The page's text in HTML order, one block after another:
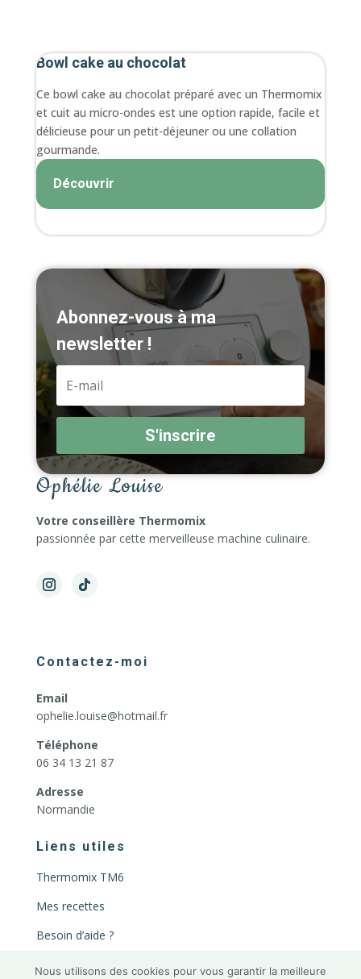
Bowl cake au chocolat
Ce bowl cake au chocolat préparé avec un Thermomix
et cuit au micro-ondes est une option rapide, facile et
délicieuse pour un petit-déjeuner ou une collation
gourmande.
Découvrir
Abonnez-vous à ma
newsletter !
S'inscrire
Ophélie Louise
Votre conseillère Thermomix
passionnée par cette merveilleuse machine culinaire.
Contactez-moi
Email
ophelie.louise@hotmail.fr
Téléphone
06 34 13 21 87
Adresse
Normandie
Liens utiles
Thermomix TM6
Mes recettes
Besoin d’aide ?
Mentions légales
Nous utilisons des cookies pour vous garantir la meilleure